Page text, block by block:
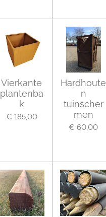
Vierkante
plantenba
k
€ 185,00
Hardhoute
n
tuinscher
men
€ 60,00